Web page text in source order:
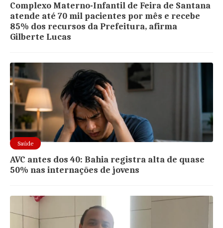
Complexo Materno-Infantil de Feira de Santana
atende até 70 mil pacientes por mês e recebe
85% dos recursos da Prefeitura, afirma
Gilberte Lucas
Saúde
AVC antes dos 40: Bahia registra alta de quase
50% nas internações de jovens